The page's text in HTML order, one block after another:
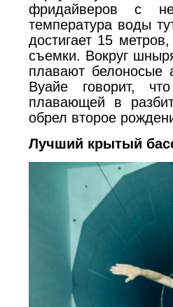
фридайверов с
температура воды
достигает 15
съемки. Вокруг
плавают белоносые
Вуайе говорит,
плавающей в
обрел второе
Лучший крытый